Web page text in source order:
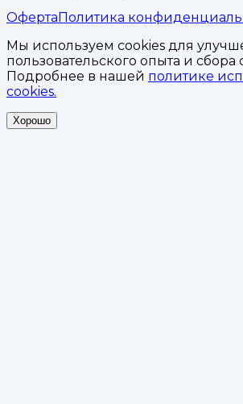
ОфертаПолитика
Мы используем cookies для
пользовательского опыта и сбора
Подробнее в нашей политике
cookies.
Хорошо